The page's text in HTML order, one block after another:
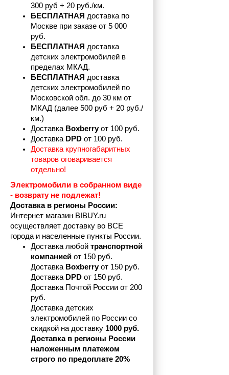
300 руб + 20 руб./км.
БЕСПЛАТНАЯ доставка по
Москве при заказе от 5 000
руб.
БЕСПЛАТНАЯ доставка
детских электромобилей в
пределах МКАД.
БЕСПЛАТНАЯ доставка
детских электромобилей по
Московской обл. до 30 км от
МКАД (далее 500 руб + 20 руб./
км.)
Доставка Boxberry от 100 руб.
Доставка DPD от 100 руб.
Доставка крупногабаритных
товаров оговаривается
отдельно!
Электромобили в собранном виде
- возврату не подлежат!
Доставка в регионы России:
Интернет магазин BIBUY.ru
осуществляет доставку во ВСЕ
города и населенные пункты России.
Доставка любой транспортной
компанией от 150 руб.
Доставка Boxberry от 150 руб.
Доставка DPD от 150 руб.
Доставка Почтой России от 200
руб.
Доставка детских
электромобилей по России со
скидкой на доставку 1000 руб.
Доставка в регионы России
наложенным платежом
строго по предоплате 20%